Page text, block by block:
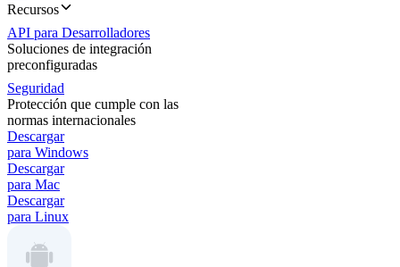
Recursos
API para Desarrolladores
Soluciones de integración
preconfiguradas
Seguridad
Protección que cumple con las
normas internacionales
Descargar
para Windows
Descargar
para Mac
Descargar
para Linux